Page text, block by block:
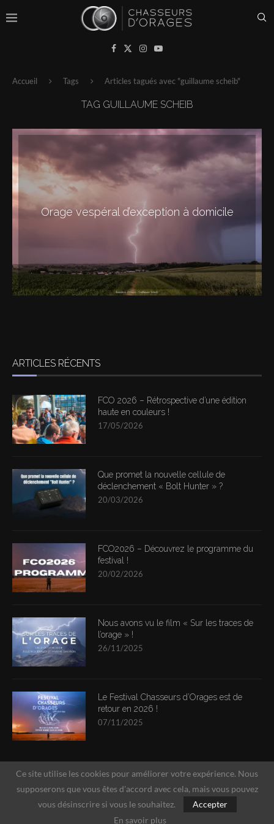
Accueil Tags Articles tagués avec "guillaume scheib"
TAG GUILLAUME SCHEIB
Orage vespéral d’exception à domicile
ARTICLES RÉCENTS
FCO 2026 – Rétrospective d’une édition
haute en couleurs !
17/05/2026
Que promet la nouvelle cellule de
déclenchement « Bolt Hunter » ?
20/03/2026
FCO2026 – Découvrez le programme du
festival !
20/02/2026
Nous avons vu le film « Sur les traces de
l’orage » !
26/11/2025
Le Festival Chasseurs d’Orages est de
retour en 2026 !
07/11/2025
Ce site utilise les cookies pour améliorer votre expérience. Nous
supposerons que vous êtes d'accord avec cela, mais vous pouvez
vous désinscrire si vous le souhaitez.
Accepter
En savoir plus